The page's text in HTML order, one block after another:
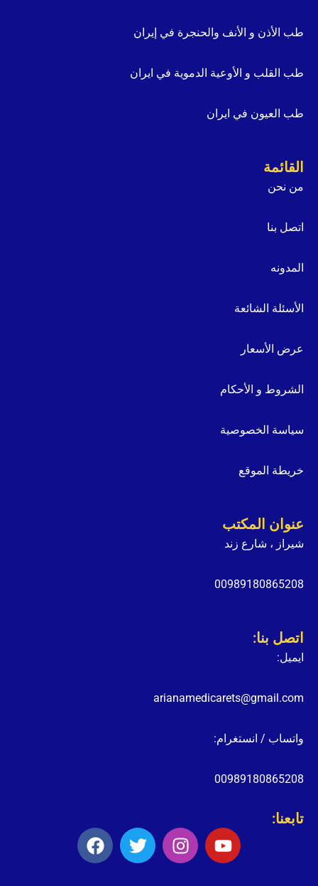
طب الأذن و الأنف والحنجرة في إيران
طب القلب و الأوعية الدموية في ايران
طب العيون في ايران
القائمة
من نحن
اتصل بنا
المدونه
الأسئلة الشائعة
عرض الأسعار
الشروط و الأحكام
سياسة الخصوصية
خريطة الموقع
عنوان المكتب
شيراز ، شارع زند
00989180865208
اتصل بنا:
ايميل:
arianamedicarets@gmail.com
واتساب / انستغرام:
00989180865208
تابعنا:
Y
o
I
n
T
w
F
a